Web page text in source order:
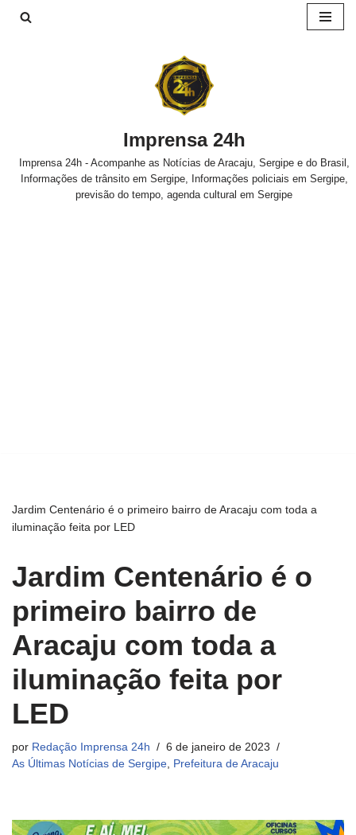
Imprensa 24h
Imprensa 24h - Acompanhe as Notícias de Aracaju, Sergipe e do Brasil,
Informações de trânsito em Sergipe, Informações policiais em Sergipe,
previsão do tempo, agenda cultural em Sergipe
Jardim Centenário é o primeiro bairro de Aracaju com toda a
iluminação feita por LED
Jardim Centenário é o
primeiro bairro de
Aracaju com toda a
iluminação feita por
LED
por Redação Imprensa 24h
6 de janeiro de 2023
As Últimas Notícias de Sergipe, Prefeitura de Aracaju